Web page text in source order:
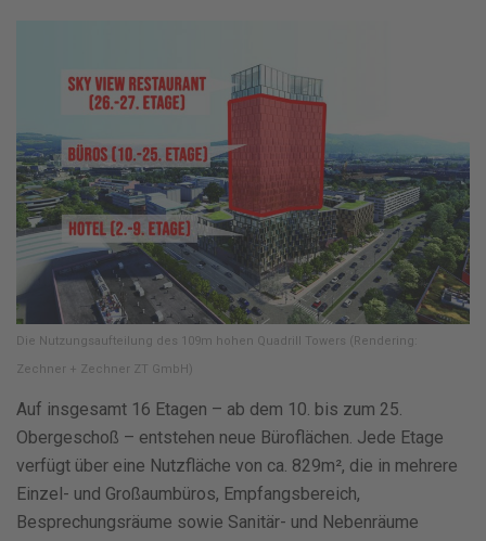
Die Nutzungsaufteilung des 109m hohen Quadrill Towers (Rendering:
Zechner + Zechner ZT GmbH)
Auf insgesamt 16 Etagen – ab dem 10. bis zum 25.
Obergeschoß – entstehen neue Büroflächen. Jede Etage
verfügt über eine Nutzfläche von ca. 829m², die in mehrere
Einzel- und Großaumbüros, Empfangsbereich,
Besprechungsräume sowie Sanitär- und Nebenräume